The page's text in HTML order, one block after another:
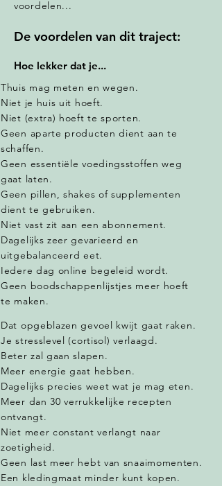
voordelen...
De voordelen van dit traject:
Hoe lekker dat je...
Thuis mag meten en wegen.
Niet je huis uit hoeft.
Niet (extra) hoeft te sporten.
Geen aparte producten dient aan te
schaffen.
Geen essentiële voedingsstoffen weg
gaat laten.
Geen pillen, shakes of supplementen
dient te gebruiken.
Niet vast zit aan een abonnement.
Dagelijks zeer gevarieerd en
uitgebalanceerd eet.
Iedere dag online begeleid wordt.
Geen boodschappenlijstjes meer hoeft
te maken.
Dat opgeblazen gevoel kwijt gaat raken.
Je stresslevel (cortisol) verlaagd.
Beter zal gaan slapen.
Meer energie gaat hebben.
Dagelijks precies weet wat je mag eten.
Meer dan 30 verrukkelijke recepten
ontvangt.
Niet meer constant verlangt naar
zoetigheid.
Geen last meer hebt van snaaimomenten.
Een kledingmaat minder kunt kopen.